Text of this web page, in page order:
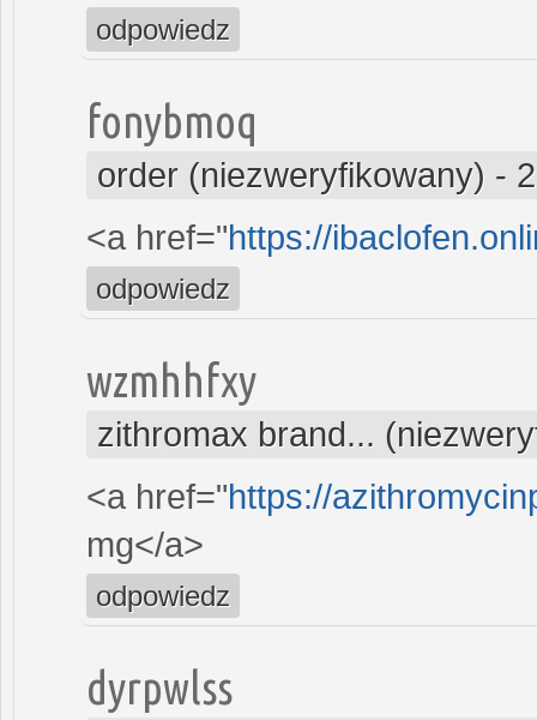
odpowiedz
fonybmoq
order (niezweryfikowany) -
<a href="https://
odpowiedz
wzmhhfxy
zithromax brand...
<a href="https://
mg</a>
odpowiedz
dyrpwlss